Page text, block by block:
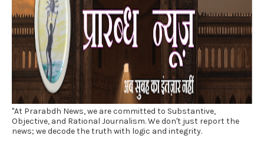
"At Prarabdh News, we are committed to Substantive,
Objective, and Rational Journalism. We don't just report the
news; we decode the truth with logic and integrity.